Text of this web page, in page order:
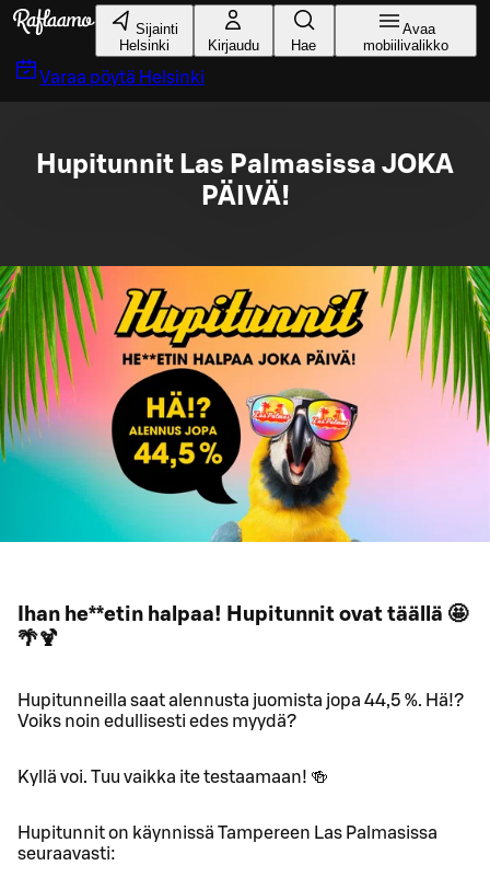
Siirry pääsisältöön
Sijainti
Helsinki
Kirjaudu Hae
Avaa
mobiilivalikko
Varaa pöytä Helsinki
Hupitunnit Las Palmasissa JOKA
PÄIVÄ!
Ihan he**etin halpaa! Hupitunnit ovat täällä 🤩
🌴🍹
Hupitunneilla saat alennusta juomista jopa 44,5 %. Hä!?
Voiks noin edullisesti edes myydä?
Kyllä voi. Tuu vaikka ite testaamaan! 🍻
Hupitunnit on käynnissä Tampereen Las Palmasissa
seuraavasti: